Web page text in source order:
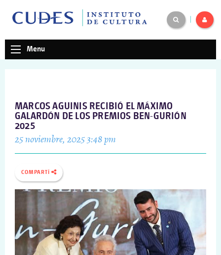
Menu
MARCOS AGUINIS RECIBIÓ EL MÁXIMO
GALARDÓN DE LOS PREMIOS BEN-GURIÓN
2025
25 noviembre, 2025 3:48 pm
COMPARTÍ